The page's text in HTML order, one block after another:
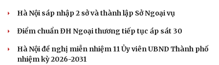
Hà Nội sáp nhập 2 sở và thành lập Sở Ngoại vụ
Điểm chuẩn ĐH Ngoại thương tiếp tục áp sát 30
Hà Nội đề nghị miễn nhiệm 11 Ủy viên UBND Thành phố
nhiệm kỳ 2026-2031